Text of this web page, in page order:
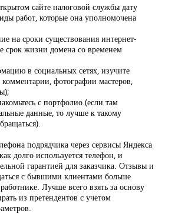
сайте налоговой службы дату
работ, которые она уполномочена
на сроки существования интернет-
срок жизни домена со временем
в социальных сетях, изучите
фотографии мастеров,
с портфолио (если там
данные, то лучше к такому
подрядчика через сервисы Яндекса
долго используется телефон, и
гарантией для заказчика. Отзывы и
с бывшими клиентами больше
Лучше всего взять за основу
из претендентов с учетом